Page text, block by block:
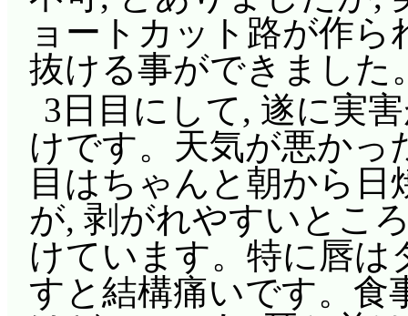
ョートカット路が作
抜ける事ができました
3日目にして, 遂に実
けです。天気が悪かっ
目はちゃんと朝から
が, 剥がれやすいとこ
けています。特に唇は
すと結構痛いです。食